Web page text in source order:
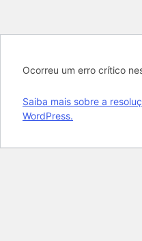
Ocorreu um erro crítico
Saiba mais sobre a
WordPress.